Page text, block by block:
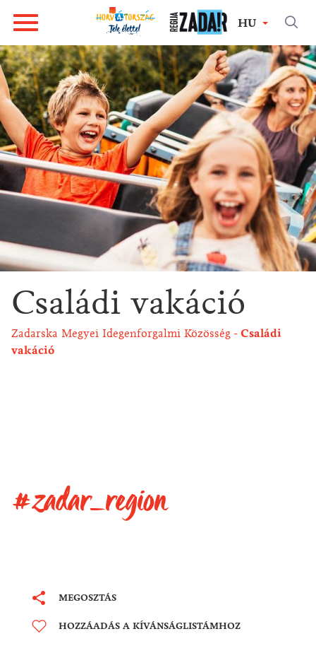
HU
Családi vakáció
Zadarska Megyei Idegenforgalmi Közösség
Családi
vakáció
#zadar_region
MEGOSZTÁS
HOZZÁADÁS A KÍVÁNSÁGLISTÁMHOZ